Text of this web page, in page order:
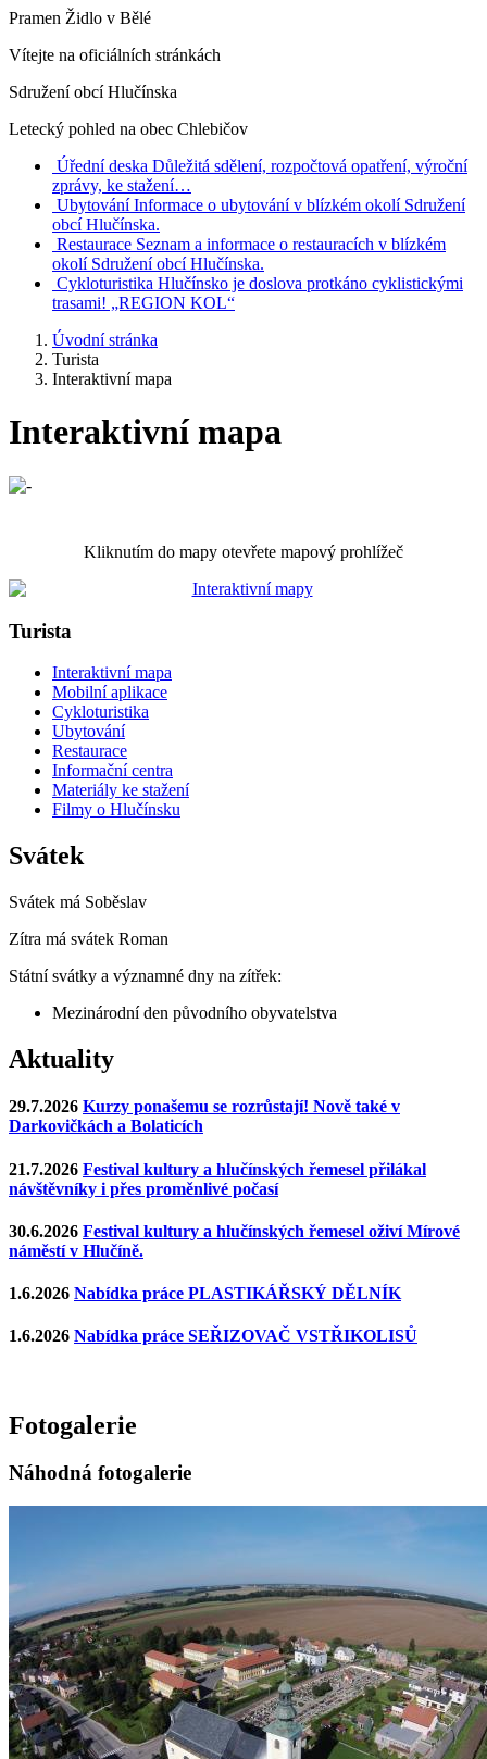
Pramen Židlo v Bělé
Vítejte na oficiálních stránkách
Sdružení obcí Hlučínska
Letecký pohled na obec Chlebičov
Úřední deska Důležitá sdělení, rozpočtová opatření, výroční
zprávy, ke stažení…
Ubytování Informace o ubytování v blízkém okolí Sdružení
obcí Hlučínska.
Restaurace Seznam a informace o restauracích v blízkém
okolí Sdružení obcí Hlučínska.
Cykloturistika Hlučínsko je doslova protkáno cyklistickými
trasami! „REGION KOL“
Úvodní stránka
Turista
Interaktivní mapa
Interaktivní mapa
Kliknutím do mapy otevřete mapový prohlížeč
Turista
Interaktivní mapa
Mobilní aplikace
Cykloturistika
Ubytování
Restaurace
Informační centra
Materiály ke stažení
Filmy o Hlučínsku
Svátek
Svátek má Soběslav
Zítra má svátek Roman
Státní svátky a významné dny na zítřek:
Mezinárodní den původního obyvatelstva
Aktuality
29.7.2026 Kurzy ponašemu se rozrůstají! Nově také v
Darkovičkách a Bolaticích
21.7.2026 Festival kultury a hlučínských řemesel přilákal
návštěvníky i přes proměnlivé počasí
30.6.2026 Festival kultury a hlučínských řemesel oživí Mírové
náměstí v Hlučíně.
1.6.2026 Nabídka práce PLASTIKÁŘSKÝ DĚLNÍK
1.6.2026 Nabídka práce SEŘIZOVAČ VSTŘIKOLISŮ
Fotogalerie
Náhodná fotogalerie